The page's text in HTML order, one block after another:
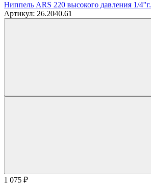
Ниппель ARS 220 высокого давления 1/4"г.
Артикул: 26.2040.61
1 075 ₽